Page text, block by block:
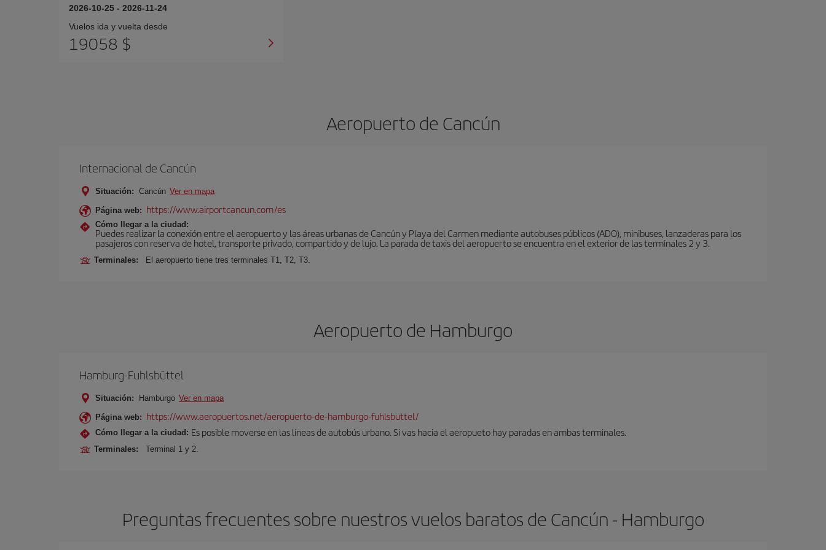
2026-10-25 - 2026-11-24
Vuelos ida y vuelta desde
19058 $
Aeropuerto de Cancún
Internacional de Cancún
Situación: Cancún Ver en mapa
Página web: https://www.airportcancun.com/es
Cómo llegar a la ciudad:
Puedes realizar la conexión entre el aeropuerto y las áreas urbanas de Cancún y Playa del Carmen mediante autobuses públicos (ADO), minibuses, lanzaderas para los
pasajeros con reserva de hotel, transporte privado, compartido y de lujo. La parada de taxis del aeropuerto se encuentra en el exterior de las terminales 2 y 3.
Terminales: El aeropuerto tiene tres terminales T1, T2, T3.
Aeropuerto de Hamburgo
Hamburg-Fuhlsbüttel
Situación: Hamburgo Ver en mapa
Página web: https://www.aeropuertos.net/aeropuerto-de-hamburgo-fuhlsbuttel/
Cómo llegar a la ciudad: Es posible moverse en las líneas de autobús urbano. Si vas hacia el aeropueto hay paradas en ambas terminales.
Terminales: Terminal 1 y 2.
Preguntas frecuentes sobre nuestros vuelos baratos de Cancún - Hamburgo